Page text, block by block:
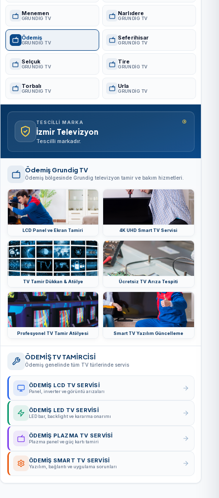
Menemen
GRUNDIG TV
Narlıdere
GRUNDIG TV
Ödemiş
GRUNDIG TV
Seferihisar
GRUNDIG TV
Selçuk
GRUNDIG TV
Tire
GRUNDIG TV
Torbalı
GRUNDIG TV
Urla
GRUNDIG TV
TESCILLI MARKA
İzmir Televizyon
Tescilli markadır.
®
Ödemiş Grundig TV
Ödemiş bölgesinde Grundig televizyon tamir ve bakım hizmetleri.
LCD Panel ve Ekran Tamiri 4K UHD Smart TV Servisi
TV Tamir Dükkan & Atölye Ücretsiz TV Arıza Tespiti
Profesyonel TV Tamir Atölyesi Smart TV Yazılım Güncelleme
ÖDEMİŞ TV TAMİRCİSİ
Ödemiş genelinde tüm TV türlerinde servis
ÖDEMİŞ LCD TV SERVISI
Panel, inverter ve görüntü arızaları
ÖDEMİŞ LED TV SERVISI
LED bar, backlight ve kararma onarımı
ÖDEMİŞ PLAZMA TV SERVISI
Plazma panel ve güç kartı tamiri
ÖDEMİŞ SMART TV SERVISI
Yazılım, bağlantı ve uygulama sorunları